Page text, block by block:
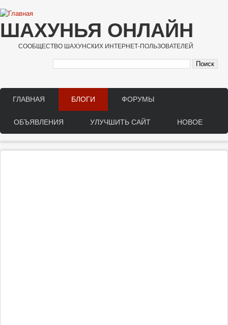
Перейти к основному содержанию
ШАХУНЬЯ ОНЛАЙН
СООБЩЕСТВО ШАХУНСКИХ ИНТЕРНЕТ-ПОЛЬЗОВАТЕЛЕЙ
Main menu
ГЛАВНАЯ БЛОГИ ФОРУМЫ
ОБЪЯВЛЕНИЯ УЛУЧШИТЬ САЙТ НОВОЕ